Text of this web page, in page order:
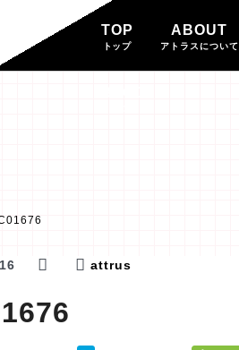
TOP
トップ
ABOUT
アトラスについて
attrus